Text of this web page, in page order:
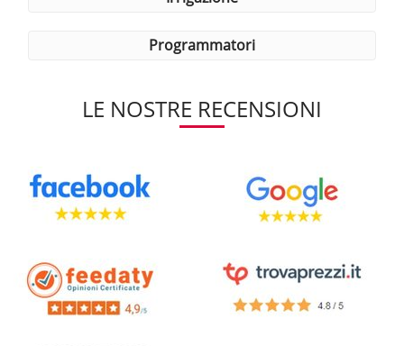
programmatori
LE NOSTRE RECENSIONI